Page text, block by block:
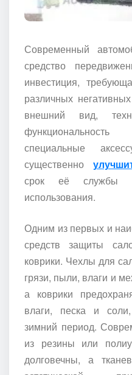
Современный
средство
инвестиция,
различных
внешний вид,
специальные
существенно
срок её службы
использования.
Одним из первых и
средств защиты
коврики. Чехлы для
грязи, пыли, влаги и
а коврики
влаги, песка и
зимний период.
из резины или
долговечны, а